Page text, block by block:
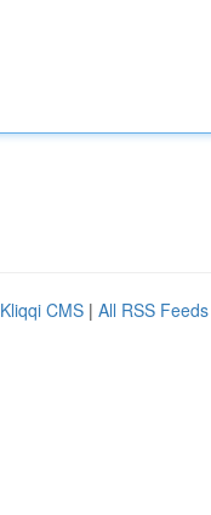
Kliqqi CMS | All RSS Feeds